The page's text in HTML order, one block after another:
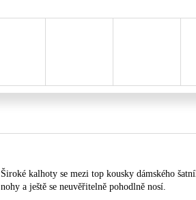
Široké kalhoty se mezi top kousky dámského
nohy a ještě se neuvěřitelně pohodlně nosí.